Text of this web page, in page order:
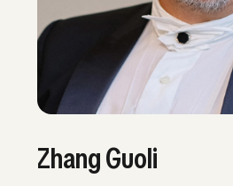
Zhang Guoli